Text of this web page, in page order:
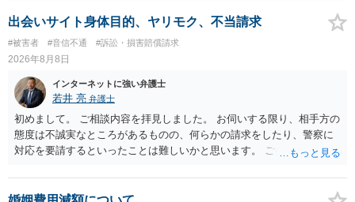
出会いサイト身体目的、ヤリモク、不当請求
#被害者 #音信不通 #訴訟・損害賠償請求
2026年8月8日
インターネットに強い弁護士
若井 亮 弁護士
初めまして。 ご相談内容を拝見しました。 お伺いする限り、相手方の
態度は不誠実なところがあるものの、何らかの請求をしたり、警察に
対応を要請するといったことは難しいかと思います。 ご参考になれば